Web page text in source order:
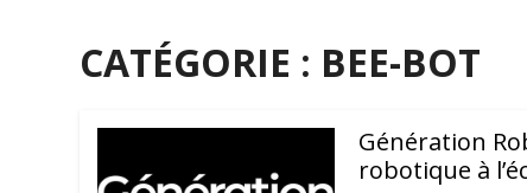
CATÉGORIE : BEE-BOT
Génération
robotique à